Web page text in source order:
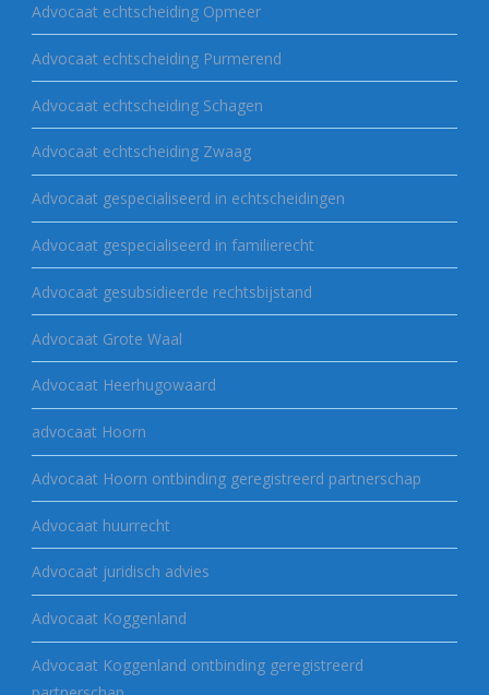
Advocaat echtscheiding Opmeer
Advocaat echtscheiding Purmerend
Advocaat echtscheiding Schagen
Advocaat echtscheiding Zwaag
Advocaat gespecialiseerd in echtscheidingen
Advocaat gespecialiseerd in familierecht
Advocaat gesubsidieerde rechtsbijstand
Advocaat Grote Waal
Advocaat Heerhugowaard
advocaat Hoorn
Advocaat Hoorn ontbinding geregistreerd partnerschap
Advocaat huurrecht
Advocaat juridisch advies
Advocaat Koggenland
Advocaat Koggenland ontbinding geregistreerd